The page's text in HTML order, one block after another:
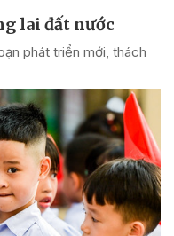
lai đất nước
phát triển mới, thách